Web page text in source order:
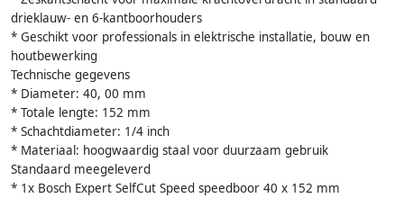
drieklauw- en 6-kantboorhouders
* Geschikt voor professionals in elektrische installatie, bouw en
houtbewerking
Technische gegevens
* Diameter: 40, 00 mm
* Totale lengte: 152 mm
* Schachtdiameter: 1/4 inch
* Materiaal: hoogwaardig staal voor duurzaam gebruik
Standaard meegeleverd
* 1x Bosch Expert SelfCut Speed speedboor 40 x 152 mm